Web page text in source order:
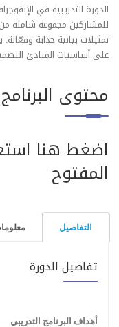
الدورة التدريبية في
للمشاركين مجموعة شاملة من
تمثيلات بيانية جذابة
على أساسيات المبادئ
محتوى
اضغط هنا
المفتوح
التفاصيل
تفاصيل الدورة
أهداف البرنامج التدريبي